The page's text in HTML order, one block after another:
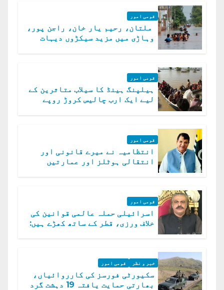
قومی امور
ملتان، رحیم یار خان، راجن پور،
وہاڑی میں مزید سیکڑوں دیہات
قومی امور
ہیلپنگ ہینڈ کا سیلاب متاثرین کے
لیے ایک ارب چالیس کروڑ روپے
قومی امور
انتظامیہ نے میرے قانونی اور
انتقالی ہوٹلز اور عمارتیں
قومی امور
اسرائیلی حملہ عالمی قوانین کی
خلاف ورزی، قطر کے ساتھ کھڑے ہیں:
خبر و نظر قومی امور
سکیورٹی فورسز کی کارروائیاں،
بھارتی حمایت یافتہ 19 دہشت گرد